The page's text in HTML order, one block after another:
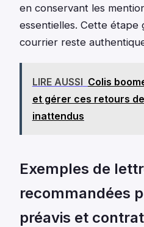
en conservant les
essentielles. Cette étape
courrier reste
LIRE AUSSI Colis
et gérer ces retours
inattendus
Exemples de
recommandées
préavis et